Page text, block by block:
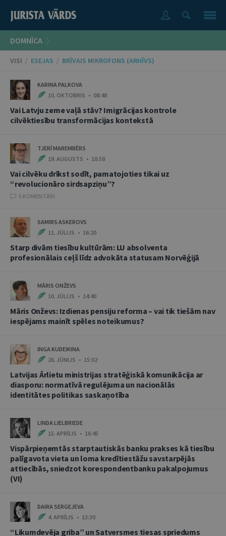
DOMNĪCA
VISI / ESEJAS / BRĪVAIS MIKROFONS (ARHĪVS)
KARINA PALKOVA
10. OKTOBRIS • 08:48
Vai Latvju zeme vaļā stāv? Imigrācijas kontrole
cilvēktiesību transformācijas kontekstā
TJERĪ MAREMBĒRS
19. AUGUSTS • 10:58
Vai cilvēku drīkst sodīt, pamatojoties tikai uz
“revolucionāro sirdsapziņu”?
5 KOMENTĀRI
SAMIRS ASKEROVS
11. JŪLIJS • 16:20
Starp divām tiesību kultūrām: LU absolventa
profesionālais ceļš līdz advokāta statusam Norvēģijā
MĀRIS ONŽEVS
10. JŪLIJS • 14:40
Māris Onževs: Izdienas pensiju reforma – vai tik tiešām nav
iespējams mainīt spēles noteikumus?
INGA KUDEIKINA
26. JŪNIJS • 15:02
Latvijas Ārlietu ministrijas stratēģiskā komunikācija ar
diasporu: normatīvā regulējuma un nacionālās
identitātes politikas saskaņotība
LINDA LIELBRIEDE
15. APRĪLIS • 16:45
Vispārpieņemtās starptautiskās banku prakses kā tiesību
palīgavota vieta un loma kredītiestāžu savstarpējās
attiecībās, sniedzot korespondentbanku pakalpojumus
(VI)
DAIRA SERGEJEVA
4. APRĪLIS • 13:30
“Likumdevēja griba” un Satversmes tiesas spriedums